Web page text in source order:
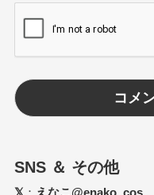
SNS ＆ その他
𝕏 ： えなこ@enako_cos